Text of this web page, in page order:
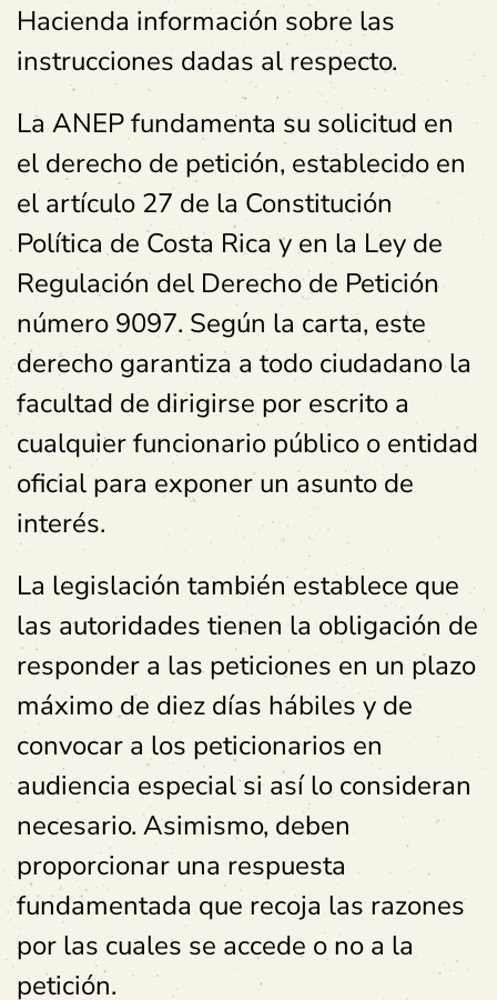
Hacienda información sobre las
instrucciones dadas al respecto.
La ANEP fundamenta su solicitud en
el derecho de petición, establecido en
el artículo 27 de la Constitución
Política de Costa Rica y en la Ley de
Regulación del Derecho de Petición
número 9097. Según la carta, este
derecho garantiza a todo ciudadano la
facultad de dirigirse por escrito a
cualquier funcionario público o entidad
oficial para exponer un asunto de
interés.
La legislación también establece que
las autoridades tienen la obligación de
responder a las peticiones en un plazo
máximo de diez días hábiles y de
convocar a los peticionarios en
audiencia especial si así lo consideran
necesario. Asimismo, deben
proporcionar una respuesta
fundamentada que recoja las razones
por las cuales se accede o no a la
petición.